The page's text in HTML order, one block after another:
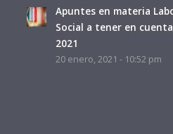
Apuntes en materia
Social a tener en
2021
20 enero, 2021 - 10:52 pm